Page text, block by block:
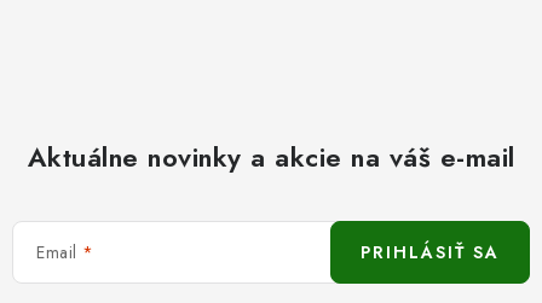
Aktuálne novinky a akcie na váš e-mail
Email PRIHLÁSIŤ SA